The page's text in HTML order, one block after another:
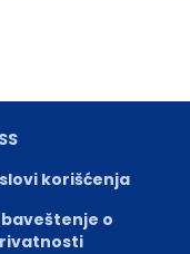
korišćenja
o